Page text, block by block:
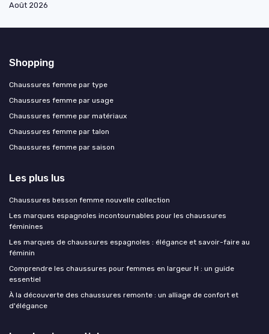
Août 2026
Shopping
Chaussures femme par type
Chaussures femme par usage
Chaussures femme par matériaux
Chaussures femme par talon
Chaussures femme par saison
Les plus lus
Chaussures besson femme nouvelle collection
Les marques espagnoles incontournables pour les chaussures
féminines
Les marques de chaussures espagnoles : élégance et savoir-faire au
féminin
Comprendre les chaussures pour femmes en largeur H : un guide
essentiel
À la découverte des chaussures remonte : un alliage de confort et
d'élégance